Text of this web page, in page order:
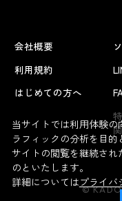
会社概要
利用規約
はじめての方へ
©
当サイトでは利用体験
ラフィックの分析を目
サイトの閲覧を継続され
のといたします。
詳細についてはプライバ